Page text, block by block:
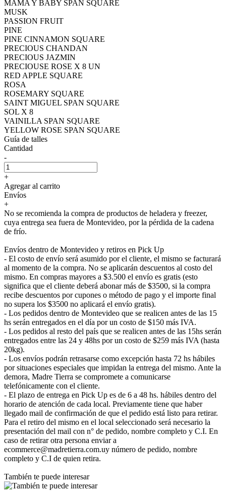
MAMA Y BABY SPAN SQUARE
MUSK
PASSION FRUIT
PINE
PINE CINNAMON SQUARE
PRECIOUS CHANDAN
PRECIOUS JAZMIN
PRECIOUSE ROSE X 8 UN
RED APPLE SQUARE
ROSA
ROSEMARY SQUARE
SAINT MIGUEL SPAN SQUARE
SOL X 8
VAINILLA SPAN SQUARE
YELLOW ROSE SPAN SQUARE
Guía de talles
Cantidad
-
+
Agregar al carrito
Envíos
+
No se recomienda la compra de productos de heladera y freezer,
cuya entrega sea fuera de Montevideo, por la pérdida de la cadena
de frío.
Envíos dentro de Montevideo y retiros en Pick Up
- El costo de envío será asumido por el cliente, el mismo se facturará
al momento de la compra. No se aplicarán descuentos al costo del
mismo. En compras mayores a $3.500 el envío es gratis (esto
significa que el cliente deberá abonar más de $3500, si la compra
recibe descuentos por cupones o método de pago y el importe final
no supera los $3500 no aplicará el envío gratis).
- Los pedidos dentro de Montevideo que se realicen antes de las 15
hs serán entregados en el día por un costo de $150 más IVA.
- Los pedidos al resto del país que se realicen antes de las 15hs serán
entregados entre las 24 y 48hs por un costo de $259 más IVA (hasta
20kg).
- Los envíos podrán retrasarse como excepción hasta 72 hs hábiles
por situaciones especiales que impidan la entrega del mismo. Ante la
demora, Madre Tierra se compromete a comunicarse
telefónicamente con el cliente.
- El plazo de entrega en Pick Up es de 6 a 48 hs. hábiles dentro del
horario de atención de cada local. Previamente tiene que haber
llegado mail de confirmación de que el pedido está listo para retirar.
Para el retiro del mismo en el local seleccionado será necesario la
presentación del mail con n° de pedido, nombre completo y C.I. En
caso de retirar otra persona enviar a
ecommerce@madretierra.com.uy número de pedido, nombre
completo y C.I de quien retira.
También te puede interesar